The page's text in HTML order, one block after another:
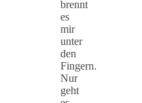
brennt
es
mir
unter
den
Fingern.
Nur
geht